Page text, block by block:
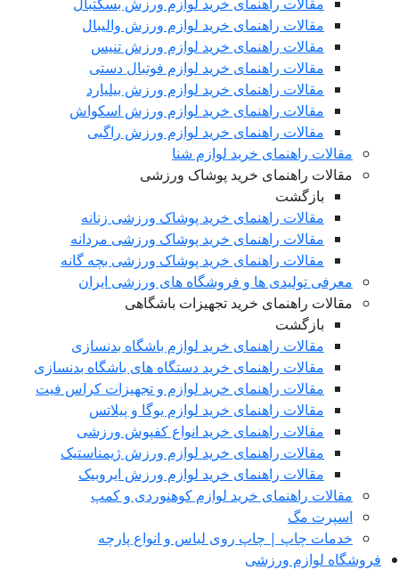
مقالات راهنمای خرید لوازم ورزش والیبال
مقالات راهنمای خرید لوازم ورزش تنیس
مقالات راهنمای خرید لوازم فوتبال دستی
مقالات راهنمای خرید لوازم ورزش بیلیارد
مقالات راهنمای خرید لوازم ورزش اسکواش
مقالات راهنمای خرید لوازم ورزش راگبی
مقالات راهنمای خرید لوازم شنا
مقالات راهنمای خرید پوشاک ورزشی
بازگشت
مقالات راهنمای خرید پوشاک ورزشی زنانه
مقالات راهنمای خرید پوشاک ورزشی مردانه
مقالات راهنمای خرید پوشاک ورزشی بچه گانه
معرفی تولیدی ها و فروشگاه های ورزشی ایران
مقالات راهنمای خرید تجهیزات باشگاهی
بازگشت
مقالات راهنمای خرید لوازم باشگاه بدنسازی
مقالات راهنمای خرید دستگاه های باشگاه بدنسازی
مقالات راهنمای خرید لوازم و تجهیزات کراس فیت
مقالات راهنمای خرید لوازم یوگا و پیلاتس
مقالات راهنمای خرید انواع کفپوش ورزشی
مقالات راهنمای خرید لوازم ورزش ژیمناستیک
مقالات راهنمای خرید لوازم ورزش ایروبیک
مقالات راهنمای خرید لوازم کوهنوردی و کمپ
اسپرت مگ
خدمات چاپ | چاپ روی لباس و انواع پارچه
لوازم ورزشی